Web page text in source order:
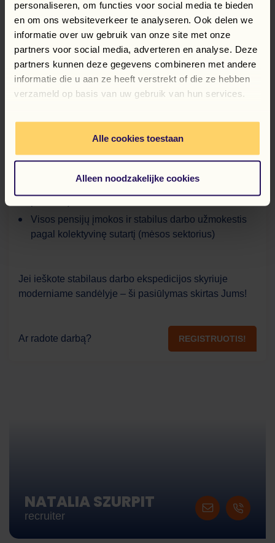
personaliseren, om functies voor social media te bieden
en om ons websiteverkeer te analyseren. Ook delen we
informatie over uw gebruik van onze site met onze
partners voor social media, adverteren en analyse. Deze
partners kunnen deze gegevens combineren met andere
informatie die u aan ze heeft verstrekt of die ze hebben
verzameld op basis van uw gebruik van hun services.
Alle cookies toestaan
Alleen noodzakelijke cookies
panaudoti tobulėjimui arba poilsiui (sveikata ir
pramogos)
Pagalba lenkų kalba kalbančių koordinatorių
Nyderlanduose
Transportas į ir iš darbo vietos
Individualus įvedimas pirmąją darbo dieną +
identifikatorius ir spintelė
Mokymai ir galimybė karjeros augimui įmonės
Įdiegimo sistema (e-learning kursas + individualus
Visos pensijų įmokos ir stabilus darbo užmokestis
pagal kolektyvinę sutartį (mėsos sektorius)
Jei ieškote stabilaus darbo ekspedicijos skyriuje
moderniame sandėlyje – ši pasiūlymas skirtas Jums!
Ar radote darbą? REGISTRUOTIS!
NATALIA SZURPIT
recruiter